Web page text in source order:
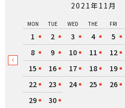
2021年11月
MON TUE WED THE FRI
1 2 3 4 5
8
9 10 11 12
15
16 17 18 19
22
23 24 25 26
29
30